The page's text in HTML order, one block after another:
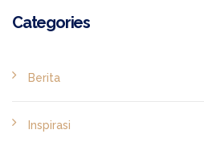
Categories
Berita
Inspirasi